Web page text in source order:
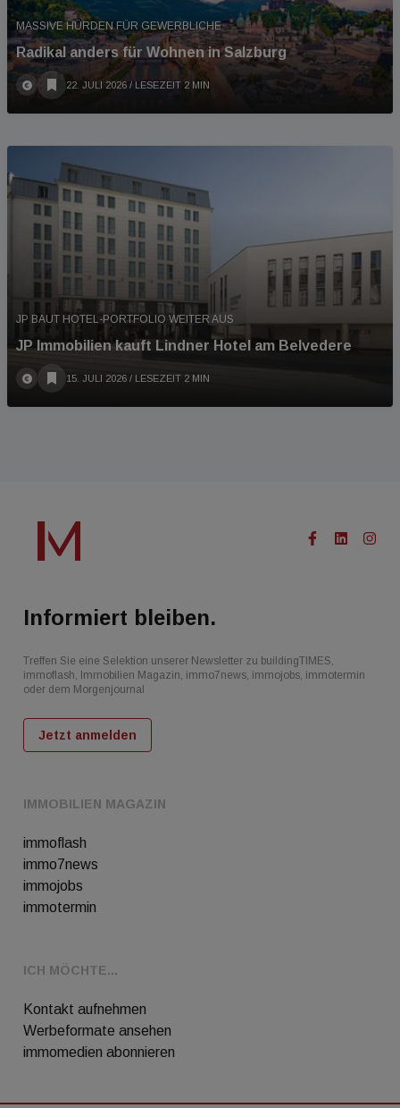
MASSIVE HÜRDEN FÜR GEWERBLICHE
Radikal anders für Wohnen in Salzburg
22. JULI 2026 / LESEZEIT 2 MIN
JP BAUT HOTEL-PORTFOLIO WEITER AUS
JP Immobilien kauft Lindner Hotel am Belvedere
15. JULI 2026 / LESEZEIT 2 MIN
IMMOBILIEN MAGAZIN
immoflash
immo7news
immojobs
immotermin
ICH MÖCHTE...
Kontakt aufnehmen
Werbeformate ansehen
immomedien abonnieren
Informiert bleiben.
Treffen Sie eine Selektion unserer Newsletter zu buildingTIMES,
immoflash, Immobilien Magazin, immo7news, immojobs, immotermin
oder dem Morgenjournal
Jetzt anmelden